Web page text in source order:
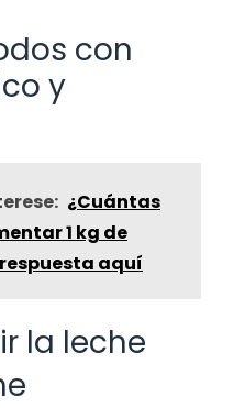
con
y
¿Cuántas
1 kg de
aquí
la leche